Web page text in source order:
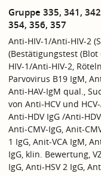
Gruppe 335, 341,
354, 356, 357
Anti-HIV-1/Anti-HIV-2
(Bestätigungstest
HIV-1/Anti-HIV-2,
Parvovirus B19 IgM,
Anti-HAV-IgM qual.,
von Anti-HCV und
Anti-HDV IgG /Anti-
Anti-CMV-IgG, Anit-
1 IgG, Anit-VCA IgM,
IgG, klin. Bewertung,
IgG, Anti-HSV 2 IgG,